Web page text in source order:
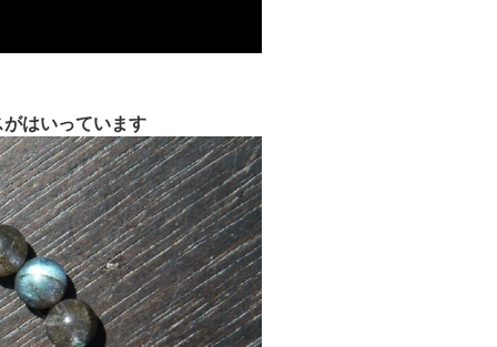
はいっています